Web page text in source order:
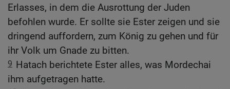
Erlasses, in dem die Ausrottung der Juden
befohlen wurde. Er sollte sie Ester zeigen und sie
dringend auffordern, zum König zu gehen und für
ihr Volk um Gnade zu bitten.
9 Hatach berichtete Ester alles, was Mordechai
ihm aufgetragen hatte.